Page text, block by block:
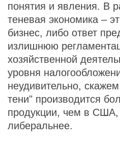
понятия и явления. В
теневая экономика –
бизнес, либо ответ
излишнюю
хозяйственной
уровня
неудивительно,
тени" производится
продукции, чем в США,
либеральнее.